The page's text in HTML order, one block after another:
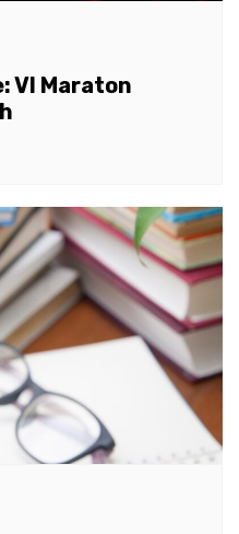
VI Maraton